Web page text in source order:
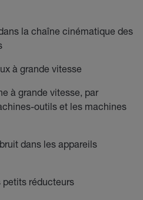
la chaîne cinématique des
à grande vitesse
à grande vitesse, par
outils et les machines
dans les appareils
petits réducteurs